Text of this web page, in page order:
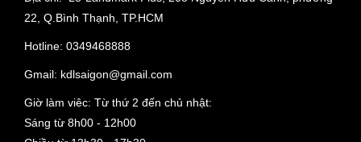
22, Q.Bình Thạnh, TP.HCM
Hotline: 0349468888
Gmail: kdlsaigon@gmail.com
Giờ làm viêc: Từ thứ 2 đến chủ nhật:
Sáng từ 8h00 - 12h00